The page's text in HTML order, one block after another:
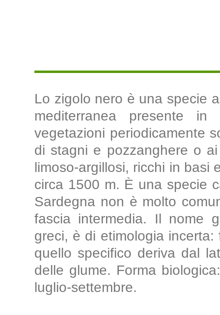
Lo zigolo nero è una specie
mediterranea presente
vegetazioni periodicamente
di stagni e pozzanghere o
limoso-argillosi, ricchi in basi
circa 1500 m. È una specie
Sardegna non è molto
fascia intermedia. Il nome
greci, è di etimologia
quello specifico deriva dal
delle glume. Forma
luglio-settembre.